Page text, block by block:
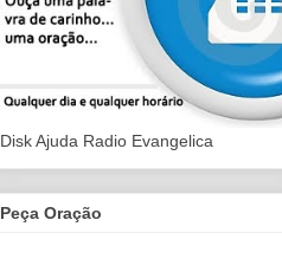
Disk Ajuda Radio Evangelica
Peça Oração